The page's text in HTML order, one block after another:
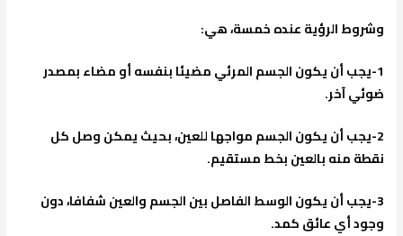
وشروط الرؤية عنده خمسة، هي:
1-يجب أن يكون الجسم المرئي مضيئا بنفسه أو مضاء بمصدر
ضوئي آخر.
2-يجب أن يكون الجسم مواجها للعين، بحيث يمكن وصل كل
نقطة منه بالعين بخط مستقيم.
3-يجب أن يكون الوسط الفاصل بين الجسم والعين شفافا، دون
وجود أي عائق كمد.